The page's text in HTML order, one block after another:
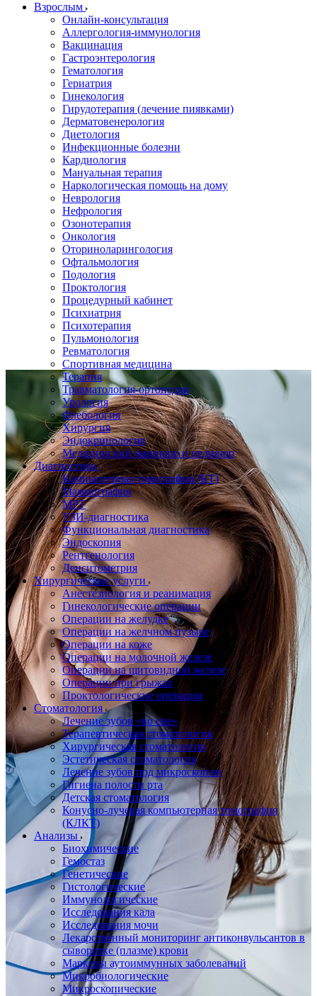
Взрослым
Онлайн-консультация
Аллергология-иммунология
Вакцинация
Гастроэнтерология
Гематология
Гериатрия
Гинекология
Гирудотерапия (лечение пиявками)
Дерматовенерология
Диетология
Инфекционные болезни
Кардиология
Мануальная терапия
Наркологическая помощь на дому
Неврология
Нефрология
Озонотерапия
Онкология
Оториноларингология
Офтальмология
Подология
Проктология
Процедурный кабинет
Психиатрия
Психотерапия
Пульмонология
Ревматология
Спортивная медицина
Терапия
Травматология-ортопедия
Урология
Флебология
Хирургия
Эндокринология
Медицинский маникюр и педикюр
Диагностика
Компьютерная томография (КТ)
Маммография
МРТ
УЗИ-диагностика
Функциональная диагностика
Эндоскопия
Рентгенология
Денситометрия
Хирургические услуги
Анестезиология и реанимация
Гинекологические операции
Операции на желудке
Операции на желчном пузыре
Операции на коже
Операции на молочной железе
Операции на щитовидной железе
Операции при грыжах
Проктологические операции
Стоматология
Лечение зубов «во сне»
Терапевтическая стоматология
Хирургическая стоматология
Эстетическая стоматология
Лечение зубов под микроскопом
Гигиена полости рта
Детская стоматология
Конусно-лучевая компьютерная томография
(КЛКТ)
Анализы
Биохимические
Гемостаз
Генетические
Гистологические
Иммунологические
Исследования кала
Исследования мочи
Лекарственный мониторинг антиконвульсантов в
сыворотке (плазме) крови
Маркеры аутоиммунных заболеваний
Микробиологические
Микроскопические